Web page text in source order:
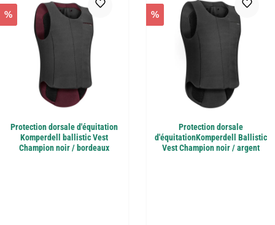
%
Protection dorsale d'équitation
Komperdell ballistic Vest
Champion noir / bordeaux
%
Protection dorsale
d'équitationKomperdell Ballistic
Vest Champion noir / argent